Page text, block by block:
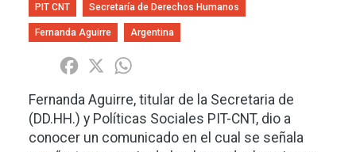
PIT CNT Secretaría de Derechos Humanos
Fernanda Aguirre Argentina
Share Facebook
X
Fernanda Aguirre, titular de la Secretaria de
(DD.HH.) y Políticas Sociales PIT-CNT, dio a
conocer un comunicado en el cual se señala